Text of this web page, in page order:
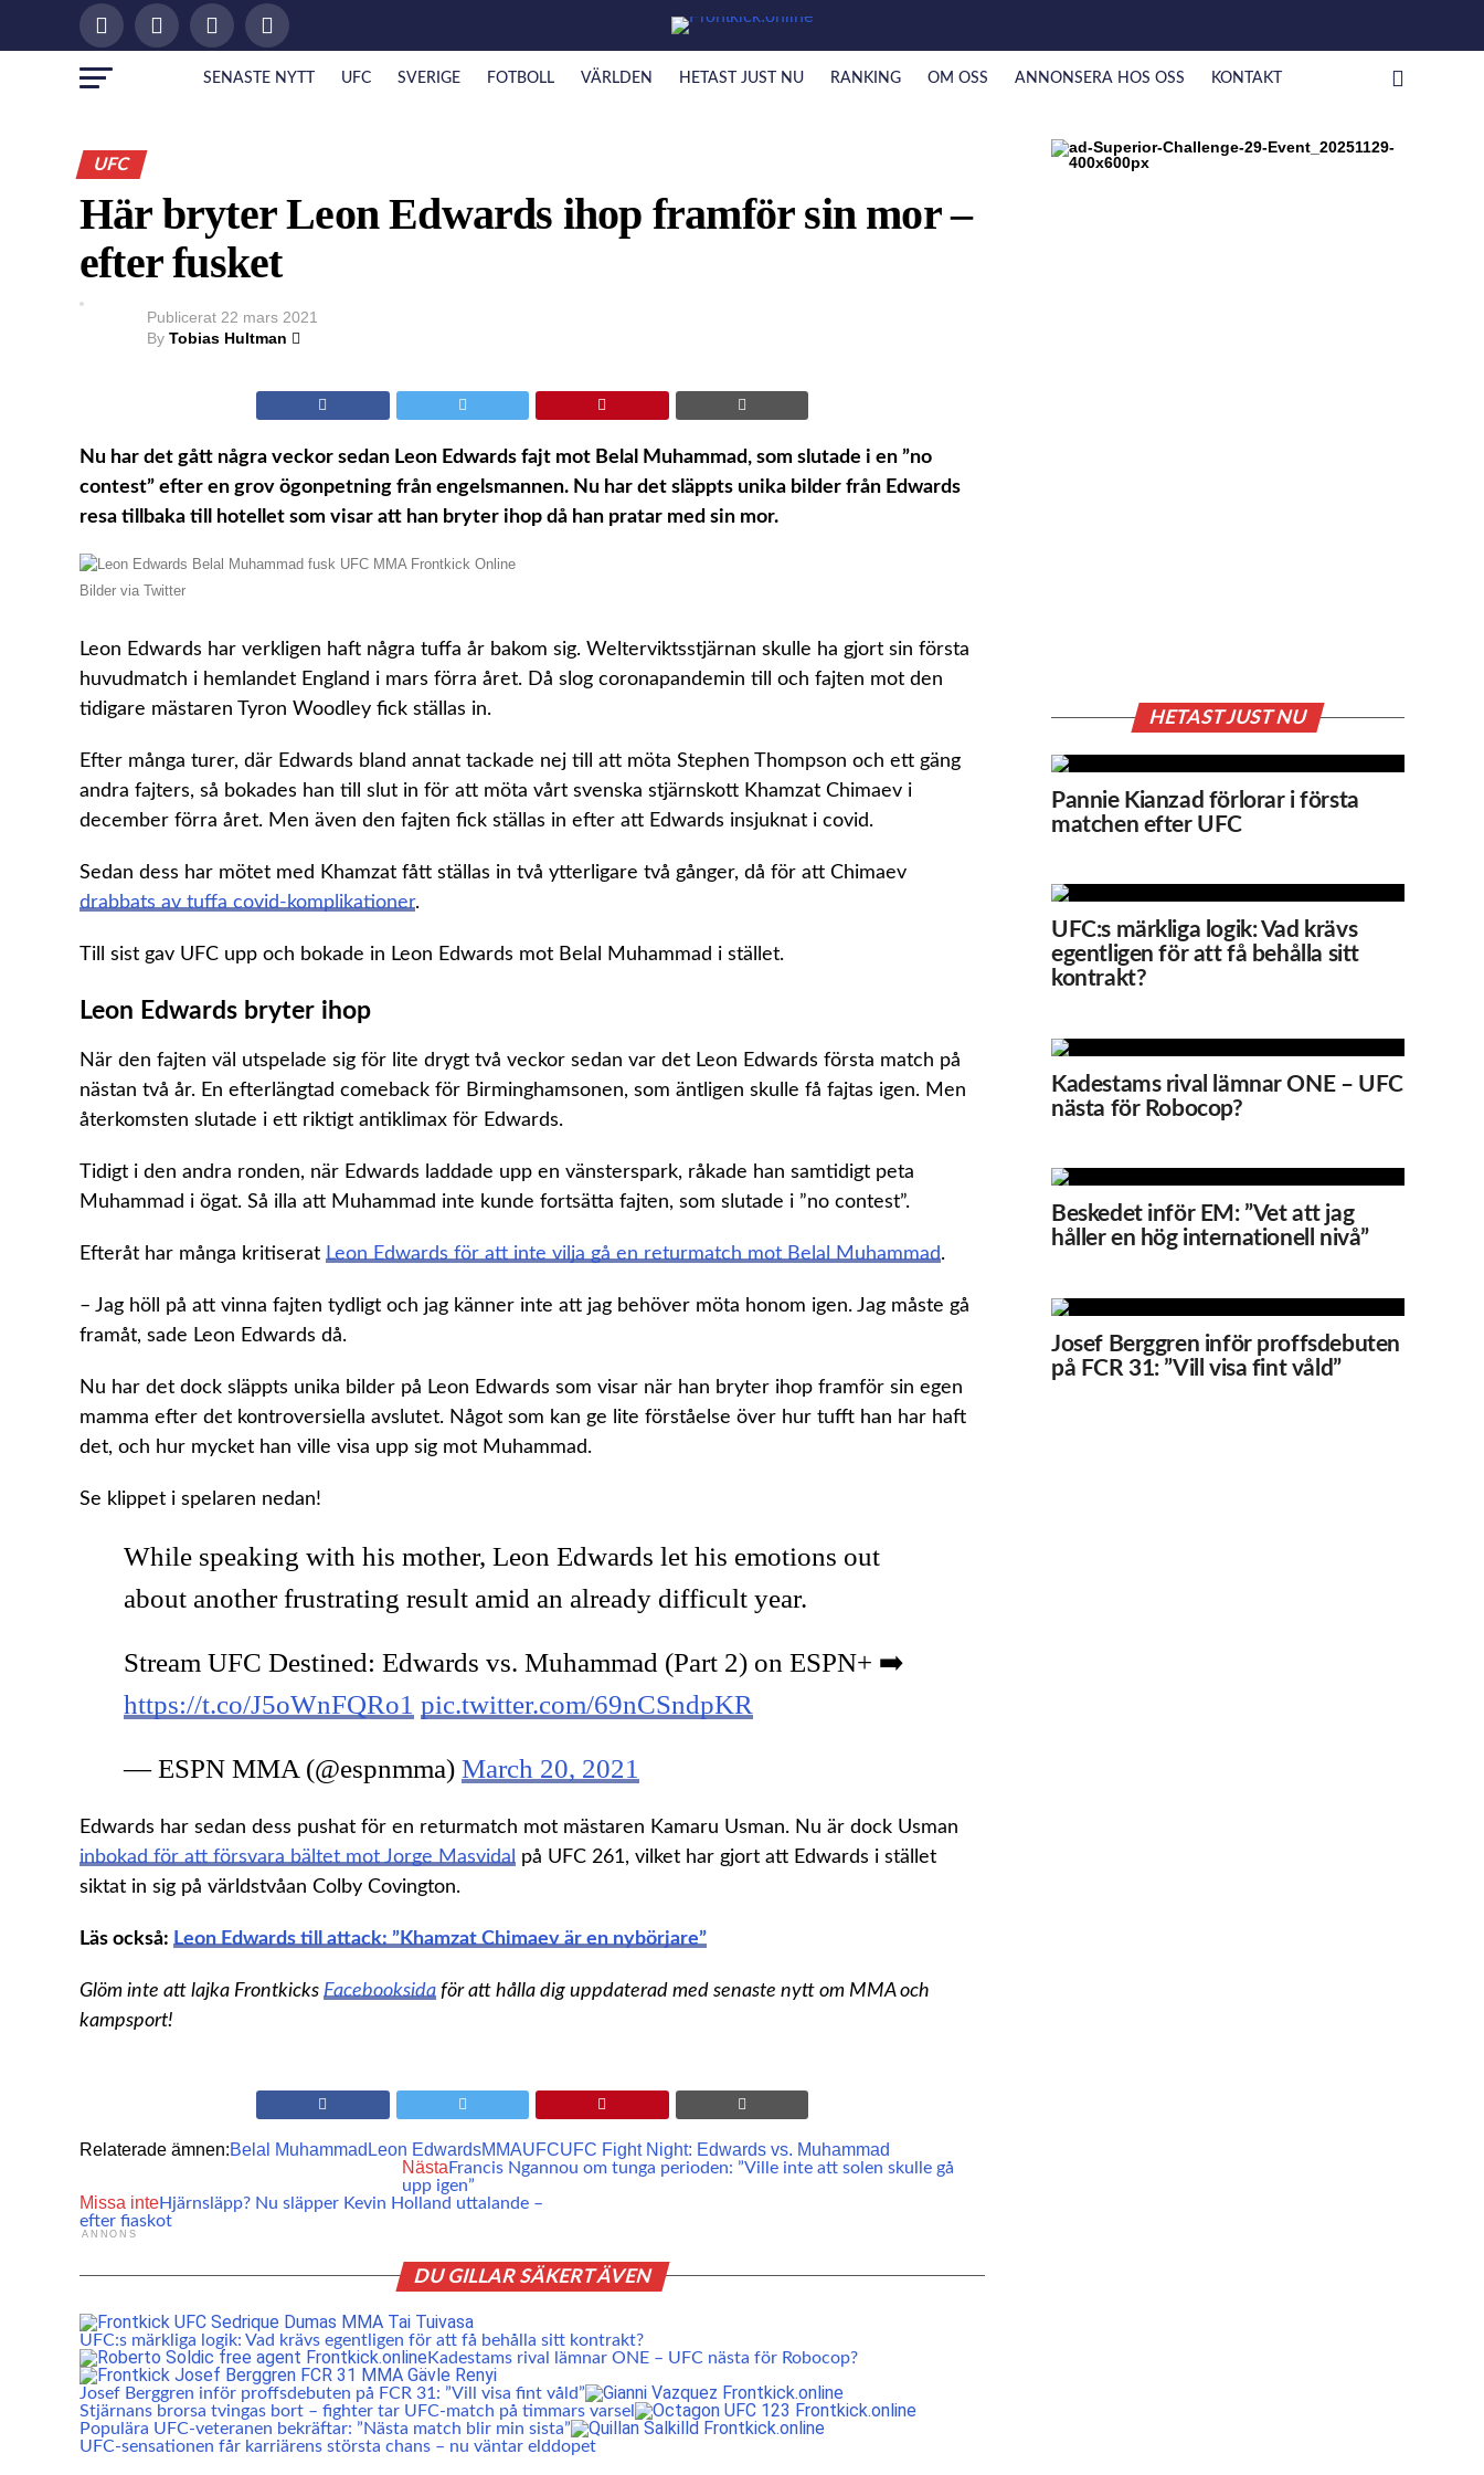
SENASTE NYTT UFC SVERIGE FOTBOLL VÄRLDEN HETAST JUST NU RANKING OM OSS ANNONSERA HOS OSS KONTAKT
UFC
Här bryter Leon Edwards ihop framför sin mor –
efter fusket
Publicerat 22 mars 2021
By Tobias Hultman
Nu har det gått några veckor sedan Leon Edwards fajt mot Belal Muhammad, som slutade i en ”no
contest” efter en grov ögonpetning från engelsmannen. Nu har det släppts unika bilder från Edwards
resa tillbaka till hotellet som visar att han bryter ihop då han pratar med sin mor.
Bilder via Twitter
Leon Edwards har verkligen haft några tuffa år bakom sig. Welterviktsstjärnan skulle ha gjort sin första
huvudmatch i hemlandet England i mars förra året. Då slog coronapandemin till och fajten mot den
tidigare mästaren Tyron Woodley fick ställas in.
Efter många turer, där Edwards bland annat tackade nej till att möta Stephen Thompson och ett gäng
andra fajters, så bokades han till slut in för att möta vårt svenska stjärnskott Khamzat Chimaev i
december förra året. Men även den fajten fick ställas in efter att Edwards insjuknat i covid.
Sedan dess har mötet med Khamzat fått ställas in två ytterligare två gånger, då för att Chimaev
drabbats av tuffa covid-komplikationer.
Till sist gav UFC upp och bokade in Leon Edwards mot Belal Muhammad i stället.
Leon Edwards bryter ihop
När den fajten väl utspelade sig för lite drygt två veckor sedan var det Leon Edwards första match på
nästan två år. En efterlängtad comeback för Birminghamsonen, som äntligen skulle få fajtas igen. Men
återkomsten slutade i ett riktigt antiklimax för Edwards.
Tidigt i den andra ronden, när Edwards laddade upp en vänsterspark, råkade han samtidigt peta
Muhammad i ögat. Så illa att Muhammad inte kunde fortsätta fajten, som slutade i ”no contest”.
Efteråt har många kritiserat Leon Edwards för att inte vilja gå en returmatch mot Belal Muhammad.
– Jag höll på att vinna fajten tydligt och jag känner inte att jag behöver möta honom igen. Jag måste gå
framåt, sade Leon Edwards då.
Nu har det dock släppts unika bilder på Leon Edwards som visar när han bryter ihop framför sin egen
mamma efter det kontroversiella avslutet. Något som kan ge lite förståelse över hur tufft han har haft
det, och hur mycket han ville visa upp sig mot Muhammad.
Se klippet i spelaren nedan!
While speaking with his mother, Leon Edwards let his emotions out
about another frustrating result amid an already difficult year.
Stream UFC Destined: Edwards vs. Muhammad (Part 2) on ESPN+ ➡️
https://t.co/J5oWnFQRo1 pic.twitter.com/69nCSndpKR
— ESPN MMA (@espnmma) March 20, 2021
Edwards har sedan dess pushat för en returmatch mot mästaren Kamaru Usman. Nu är dock Usman
inbokad för att försvara bältet mot Jorge Masvidal
på UFC 261, vilket har gjort att Edwards i stället
siktat in sig på världstvåan Colby Covington.
Läs också: Leon Edwards till attack: ”Khamzat Chimaev är en nybörjare”
Glöm inte att lajka Frontkicks Facebooksida för att hålla dig uppdaterad med senaste nytt om MMA och
kampsport!
Relaterade ämnen:Belal Muhammad Leon EdwardsMMAUFCUFC Fight Night: Edwards vs. Muhammad
Nästa Francis Ngannou om tunga perioden: ”Ville inte att solen skulle gå
upp igen”
Missa inteHjärnsläpp? Nu släpper Kevin Holland uttalande –
efter fiaskot
ANNONS
DU GILLAR SÄKERT ÄVEN
UFC:s märkliga logik: Vad krävs egentligen för att få behålla sitt kontrakt?
Kadestams rival lämnar ONE – UFC nästa för Robocop?
Josef Berggren inför proffsdebuten på FCR 31: ”Vill visa fint våld”
Stjärnans brorsa tvingas bort – fighter tar UFC-match på timmars varsel
Populära UFC-veteranen bekräftar: ”Nästa match blir min sista”
UFC-sensationen får karriärens största chans – nu väntar elddopet
HETAST JUST NU
Pannie Kianzad förlorar i första
matchen efter UFC
UFC:s märkliga logik: Vad krävs
egentligen för att få behålla sitt
kontrakt?
Kadestams rival lämnar ONE – UFC
nästa för Robocop?
Beskedet inför EM: ”Vet att jag
håller en hög internationell nivå”
Josef Berggren inför proffsdebuten
på FCR 31: ”Vill visa fint våld”